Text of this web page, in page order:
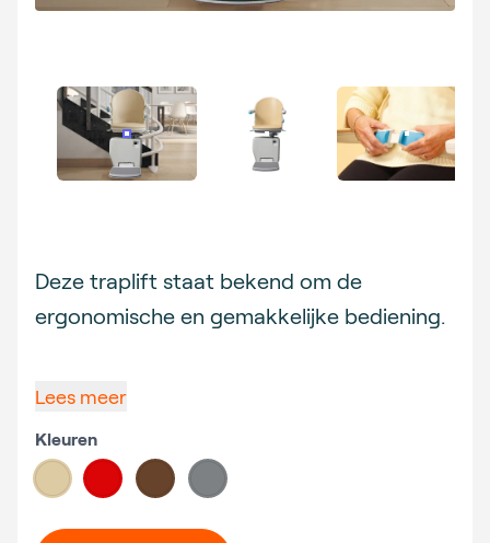
Description
Deze traplift staat bekend om de
ergonomische en gemakkelijke bediening.
Lees meer
Kleuren
Choose a color
#ddcba4#db0507#67432b#7d8184